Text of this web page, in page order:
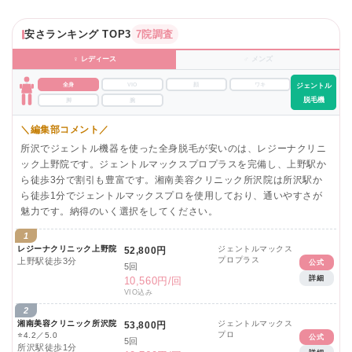
安さランキング TOP3 7院調査
♀ レディース ♂ メンズ
全身 VIO ワキ
脚
ジェントル
脱毛機
＼編集部コメント／
所沢でジェントル機器を使った全身脱毛が安いのは、レジーナクリニ
ック上野院です。ジェントルマックスプロプラスを完備し、上野駅か
ら徒歩3分で割引も豊富です。湘南美容クリニック所沢院は所沢駅か
ら徒歩1分でジェントルマックスプロを使用しており、通いやすさが
魅力です。納得のいく選択をしてください。
1
レジーナクリニック上野院
上野駅徒歩3分
52,800円
5回
10,560円/回
VIO込み
ジェントルマックス
プロプラス
公式
詳細
2
湘南美容クリニック所沢院
⭐4.2／5.0
所沢駅徒歩1分
53,800円
5回
ジェントルマックス
プロ
公式